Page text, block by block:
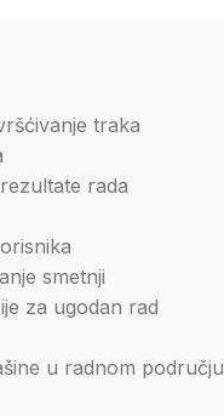
traka
rada
smetnji
za ugodan rad
u radnom području